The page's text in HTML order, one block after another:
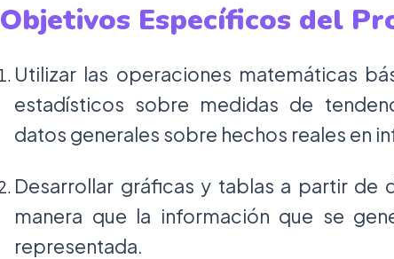
Objetivos Específicos del
Utilizar las operaciones matemáticas
estadísticos sobre medidas de
datos generales sobre hechos reales en
Desarrollar gráficas y tablas a partir de
manera que la información que se
representada.